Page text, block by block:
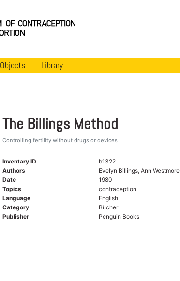
Objects Library
The Billings Method
Controlling fertility without drugs or devices
Inventary ID
b1322
Authors
Evelyn Billings, Ann Westmore
Date
1980
Topics
contraception
Language
English
Category
Bücher
Publisher
Penguin Books